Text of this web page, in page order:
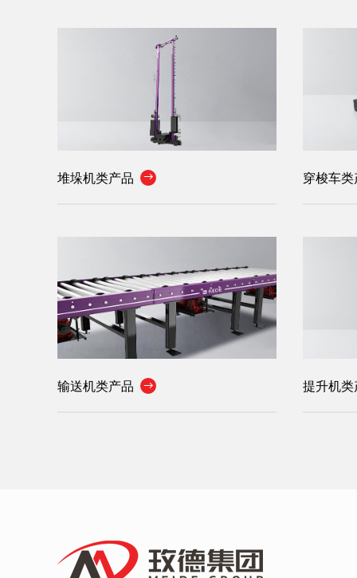
堆垛机类产品  穿梭车
输送机类产品  提升机